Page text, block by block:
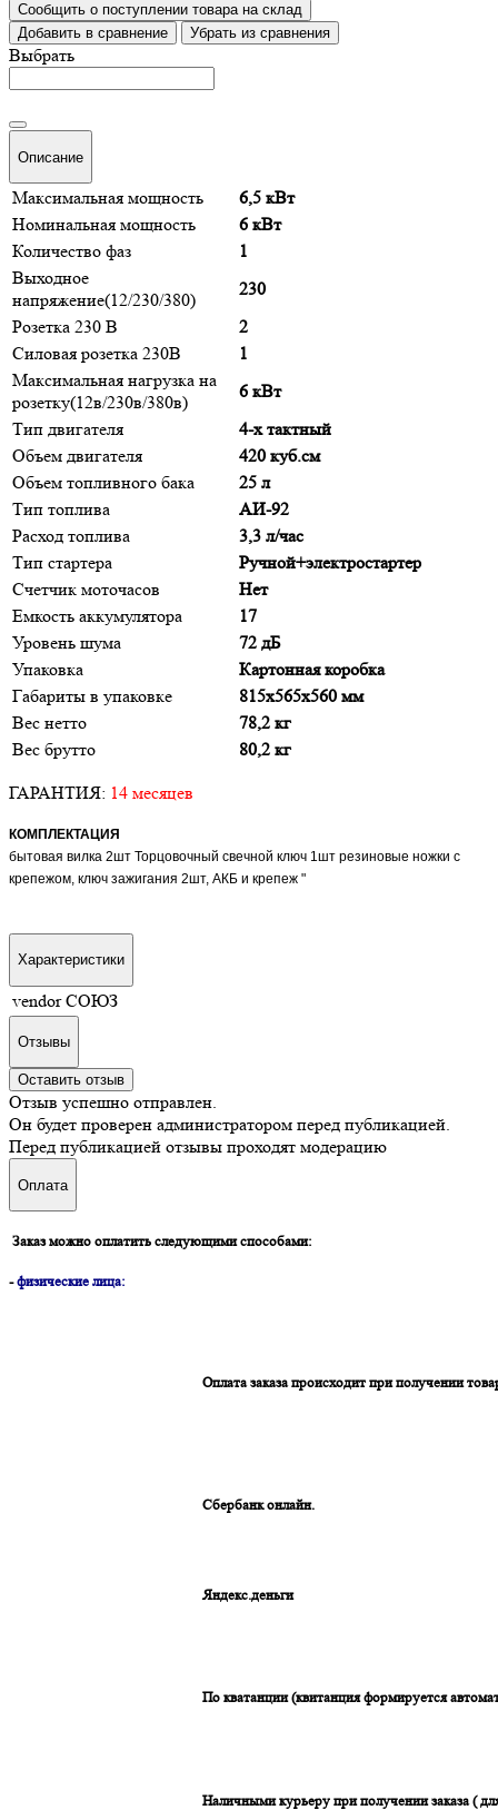
Сообщить о поступлении товара на склад
Добавить в сравнение
Убрать из сравнения
Выбрать
Описание
Максимальная мощность
6,5 кВт
Номинальная мощность
6 кВт
Количество фаз
1
Выходное
напряжение(12/230/380)
230
Розетка 230 В
2
Силовая розетка 230В
1
Максимальная нагрузка на
розетку(12в/230в/380в)
6 кВт
Тип двигателя
4-х тактный
Объем двигателя
420 куб.см
Объем топливного бака
25 л
Тип топлива
АИ-92
Расход топлива
3,3 л/час
Тип стартера
Ручной+электростартер
Счетчик моточасов
Нет
Емкость аккумулятора
17
Уровень шума
72 дБ
Упаковка
Картонная коробка
Габариты в упаковке
815х565х560 мм
Вес нетто
78,2 кг
Вес брутто
80,2 кг
ГАРАНТИЯ: 14 месяцев
КОМПЛЕКТАЦИЯ
бытовая вилка 2шт Торцовочный свечной ключ 1шт резиновые ножки с
крепежом, ключ зажигания 2шт, АКБ и крепеж "
Характеристики
vendor СОЮЗ
Отзывы
Оставить отзыв
Отзыв успешно отправлен.
Он будет проверен администратором перед публикацией.
Перед публикацией отзывы проходят модерацию
Оплата
Заказ можно оплатить следующими способами:
-физические лица:
Оплата заказа происходит при получении
Сбербанк онлайн.
Яндекс.деньги
По кватанции (квитанция формируется
Наличными курьеру при получении заказа (